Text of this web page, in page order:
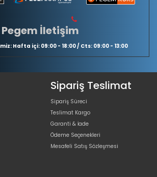
Pegem İletişim
Hafta içi: 09:00 - 18:00 / Cts: 09:00 - 13:00
Sipariş Teslimat
Sipariş Süreci
Teslimat Kargo
Garanti & İade
Ödeme Seçenekleri
Mesafeli Satış Sözleşmesi